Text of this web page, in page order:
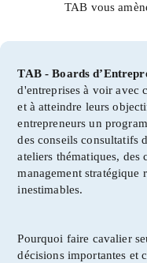
TAB vous
TAB - Boards
d'entreprises à voir avec
et à atteindre leurs
entrepreneurs un
des conseils consultatifs
ateliers thématiques, des
management stratégique
inestimables.
Pourquoi faire cavalier
décisions importantes et